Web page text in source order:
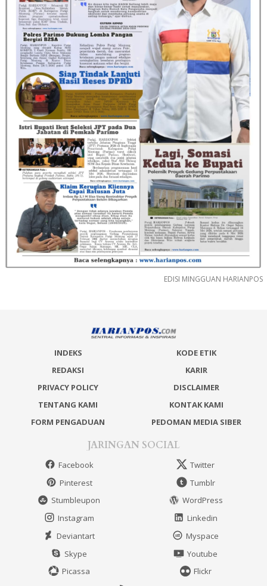
EDISI MINGGUAN HARIANPOS
INDEKS
KODE ETIK
REDAKSI
KARIR
PRIVACY POLICY
DISCLAIMER
TENTANG KAMI
KONTAK KAMI
FORM PENGADUAN
PEDOMAN MEDIA SIBER
JARINGAN SOCIAL
Facebook
Twitter
Pinterest
Tumblr
Stumbleupon
WordPress
Instagram
Linkedin
Deviantart
Myspace
Skype
Youtube
Picassa
Flickr